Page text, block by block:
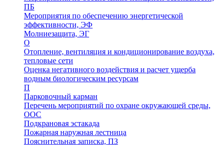
ПБ
Мероприятия по обеспечению энергетической
эффективности, ЭФ
Молниезащита, ЭГ
О
Отопление, вентиляция и кондиционирование воздуха,
тепловые сети
Оценка негативного воздействия и расчет ущерба
водным биологическим ресурсам
П
Парковочный карман
Перечень мероприятий по охране окружающей среды,
ООС
Подкрановая эстакада
Пожарная наружная лестница
Пояснительная записка, ПЗ